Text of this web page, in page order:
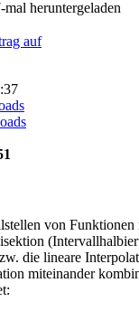
heruntergeladen
auf
von Funktionen
die lineare
miteinander